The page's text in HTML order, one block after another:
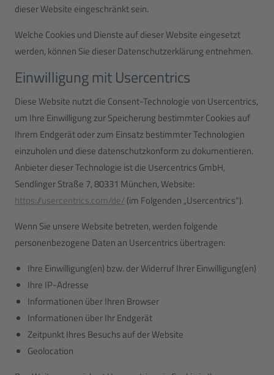
dieser Website eingeschränkt sein.
Welche Cookies und Dienste auf dieser Website eingesetzt
werden, können Sie dieser Datenschutzerklärung entnehmen.
Einwilligung mit Usercentrics
Diese Website nutzt die Consent-Technologie von Usercentrics,
um Ihre Einwilligung zur Speicherung bestimmter Cookies auf
Ihrem Endgerät oder zum Einsatz bestimmter Technologien
einzuholen und diese datenschutzkonform zu dokumentieren.
Anbieter dieser Technologie ist die Usercentrics GmbH,
Sendlinger Straße 7, 80331 München, Website:
https://usercentrics.com/de/ (im Folgenden „Usercentrics“).
Wenn Sie unsere Website betreten, werden folgende
personenbezogene Daten an Usercentrics übertragen:
Ihre Einwilligung(en) bzw. der Widerruf Ihrer Einwilligung(en)
Ihre IP-Adresse
Informationen über Ihren Browser
Informationen über Ihr Endgerät
Zeitpunkt Ihres Besuchs auf der Website
Geolocation